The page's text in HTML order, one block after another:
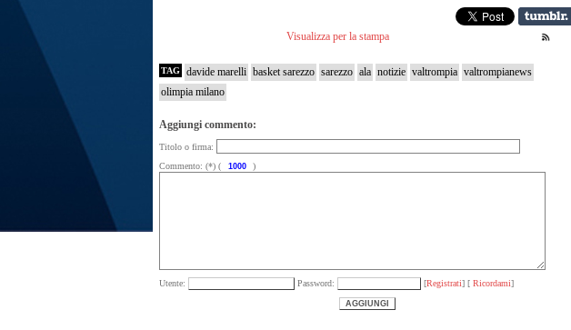
Visualizza per la stampa
TAG davide marelli basket sarezzo sarezzo ala notizie valtrompia valtrompianews
olimpia milano
Aggiungi commento:
Titolo o firma:
Commento: (*) (
)
Utente: Password: [Registrati] [ Ricordami]